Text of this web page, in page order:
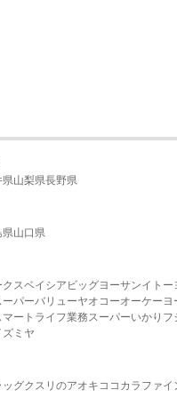
県山梨県長野県
県山口県
クスベイシア ビッグヨーサンイトー
ーパーバリューヤオコーオーケー
ート ライフ業務スーパーいかり フ
ズミヤ
ッグクスリのアオキ ココカラファイ